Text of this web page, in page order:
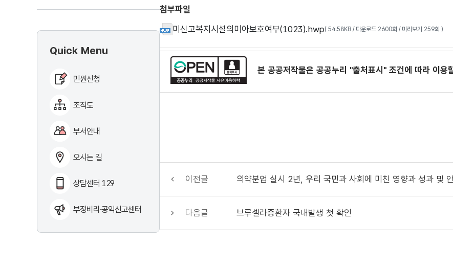
Quick Menu
민원신청
조직도
부서안내
오시는 길
상담센터 129
부정비리·공익신고센터
첨부파일
미신고복지시설의미아보호여부(1023).hwp( 54.58KB / 다운로드 2600회 / 미리보기 259회 )
본 공공저작물은 공공누리 "출처표시" 조건에 따라 이용
이전글 의약분업 실시 2년, 우리 국민과 사회에 미친 영향과 성과 및
다음글 브루셀라증환자 국내발생 첫 확인